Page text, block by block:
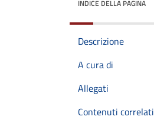
INDICE DELLA PAGINA
Descrizione
A cura di
Allegati
Contenuti correlati